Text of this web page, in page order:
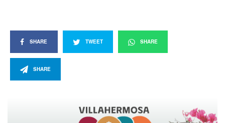
SHARE TWEET SHARE
SHARE